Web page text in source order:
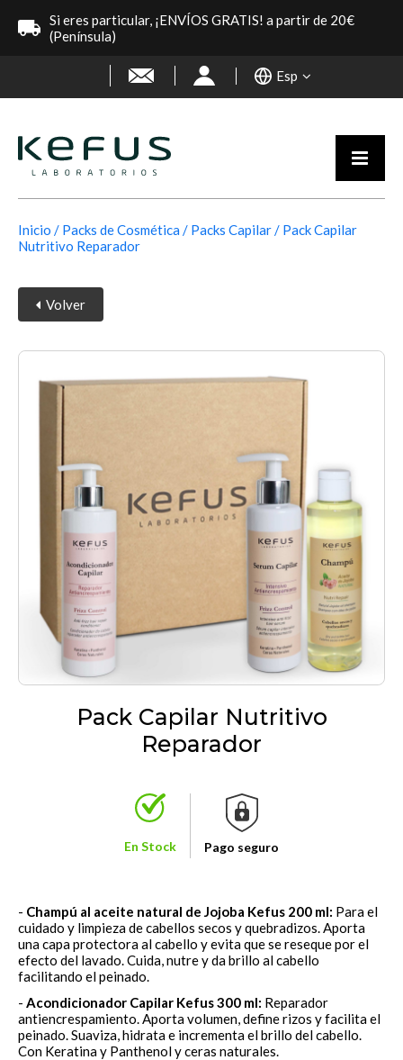
Si eres particular, ¡ENVÍOS GRATIS! a partir de 20€
(Península)
Esp
Inicio Packs de Cosmética Packs Capilar
Pack Capilar
Nutritivo Reparador
Volver
Pack Capilar Nutritivo
Reparador
En Stock Pago seguro
- Champú al aceite natural de Jojoba Kefus 200 ml: Para el
cuidado y limpieza de cabellos secos y quebradizos. Aporta
una capa protectora al cabello y evita que se reseque por el
efecto del lavado. Cuida, nutre y da brillo al cabello
facilitando el peinado.
- Acondicionador Capilar Kefus 300 ml: Reparador
antiencrespamiento. Aporta volumen, define rizos y facilita el
peinado. Suaviza, hidrata e incrementa el brillo del cabello.
Con Keratina y Panthenol y ceras naturales.